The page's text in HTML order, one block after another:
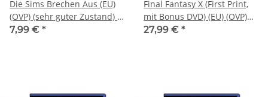
Die Sims Brechen Aus (EU)
(OVP) (sehr guter Zustand) -
PlayStation 2 (PS2)
7,99 € *
Final Fantasy X (First Print,
mit Bonus DVD) (EU) (OVP)
(neuwertiger
27,99 € *